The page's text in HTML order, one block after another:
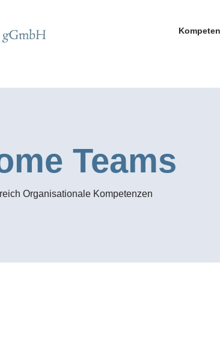
Teams
Organisationale Kompetenzen